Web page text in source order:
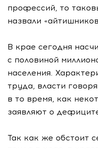
профессий, то
назвали
В крае сегодня
с половиной
населения.
труда, власти
в то время, как
заявляют о
Так как же обстоит